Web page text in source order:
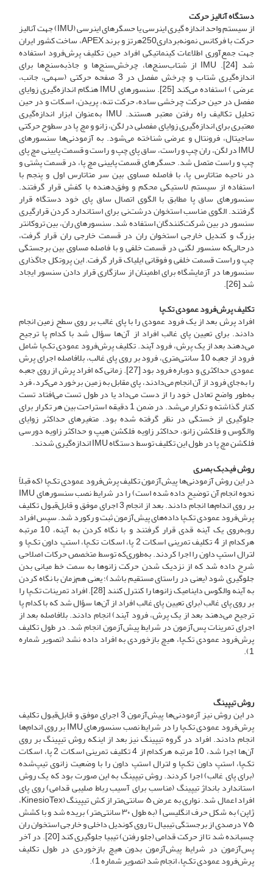
دستگاه آنالیز حرکت
از سیستم واحد اندازه گیری اینرسی یا حسگرهای اینرسی (IMU) جهت آنالیز
حرکت با فرکانس نمونه‌برداری250هرتز و برند APEX، ساخت کشور ایران
جهت جمع‌آوری اطلاعات کینماتیکی افراد حین تکلیف پرش‌فرود استفاده
شد [24]. IMU از شتاب‌سنج‌ها، چرخش‌سنج‌ها و جاذبه‌سنج‌ها برای
اندازه‌گیری شتاب و چرخش مفصل در 3 صفحه حرکتی (سهمی، جانب،
عرضی ) استفاده می‌کند [25]. سنسورهای IMU هنگام اندازه‌گیری زوایای
مفصل در حین حرکت چرخشی ساده، حرکت تنه، پریدن، اسکات و در حین
تحلیل تکالیف راه رفتن معتبر هستند. IMU به‌عنوان ابزار اندازه‌گیری
معتبری برای اندازه‌گیری زوایای مفصلی در لگن، زانو و مچ پا در سطوح حرکتی
ساجیتال، فرونتال و عرضی شناخته می‌شود. به آزمودنی‌ها سنسورهای
IMU در لگن، ران چپ و راست، ساق پای چپ و راست و قسمت پایینی مچ پای
چپ و راست متصل شد. حسگرهای قسمت پایینی مچ پا، در قسمت پشتی و
در ناحیه متاتارس پا، با فاصله مساوی بین سر متاتارس اول و پنجم با
استفاده از سیستم لاستیکی محکم و وفق‌دهنده با کفش قرار گرفتند.
سنسورهای ساق پا مطابق با الگوی اتصال ساق پای خود دستگاه قرار
گرفتند. الگوی مناسب استخوان درشت‌نی برای استاندارد کردن قرارگیری
سنسور در بین شرکت‌کنندگان استفاده شد. سنسورهای ران، بین تروکانتر
بزرگ و کندیل خارجی استخوان ران در قسمت خارجی ران قرار گرفت،
در‌حالی‌که سنسور لگنی در قسمت خلفی و با فاصله مساوی بین برجستگی
چپ و راست قسمت خلفی و فوقانی ایلیاک قرار گرفت. این پروتکل جاگذاری
سنسورها در آزمایشگاه برای اطمینان از سازگاری قرار دادن سنسور ایجاد
شد [26].
تکلیف پرش‌فرود عمودی تک‌پا
افراد پرش بعد از یک فرود عمودی را با پای غالب بر روی سطح زمین انجام
دادند. برای تعیین پای غالب افراد از آن‌ها سؤال شد با کدام پا ترجیح
می‌دهند بعد از یک پرش، فرود آیند. تکلیف پرش‌فرود عمودی تک‌پا شامل
فرود از جعبه 10 سانتی‌متری، فرود بر روی پای غالب، بلافاصله اجرای پرش
عمودی حداکثری و دوباره فرود بود [27]. زمانی که افراد پرش از روی جعبه
را به‌جای فرود از آن انجام می‌دادند، پای مقابل به زمین برخورد می‌کرد، فرد
به‌طور واضح تعادل خود را از دست می‌داد یا در طول تست می‌افتاد تست
کنار گذاشته و تکرار می‌شد. در ضمن 1 دقیقه استراحت بین هر تکرار برای
جلوگیری از خستگی در نظر گرفته شده بود. متغیرهای حداکثر زوایای
والگوس و فلکشن زانو، حداکثر زاویه فلکشن هیپ و حداکثر زاویه دورسی
فلکشن مچ پا در طول این تکلیف توسط دستگاه IMU اندازه‌گیری شدند.
روش فیدبک بصری
در این روش آزمودنی‌ها پیش‌آزمون تکلیف پرش‌فرود عمودی تک‌پا (که قبلاً
نحوه انجام آن توضیح داده شده است) را در شرایط نصب سنسورهای IMU
بر روی اندام‌ها انجام دادند. بعد از انجام 3 اجرای موفق و قابل‌قبول تکلیف
پرش‌فرود عمودی تک‌پا داده‌های پیش‌آزمون ثبت و رکورد شد. سپس افراد
روبه‌روی یک آینه قدی قرار گرفتند و با نگاه کردن به آینه، 10 مرتبه
هر‌کدام از 4 تکلیف تمرینی اسکات 2 پا، اسکات تک‌پا، استپ داون تک‌پا و
لترال استپ داون را اجرا کردند. به‌طوری‌که توسط متخصص حرکات اصلاحی
شرح داده شد که از نزدیک شدن حرکت زانوها به سمت خط میانی بدن
جلوگیری شود (یعنی در راستای مستقیم باشد)؛ یعنی هم‌زمان با نگاه کردن
به آینه والگوس داینامیک زانوها را کنترل کنند [28]. افراد تمرینات تک‌پا را
بر روی پای غالب (برای تعیین پای غالب افراد از آن‌ها سؤال شد که با کدام پا
ترجیح می‌دهند بعد از یک پرش، فرود آیند) انجام دادند. بلافاصله بعد از
اجرای تمرینات پس‌آزمون در شرایط پیش‌آزمون انجام شد. در طول تکلیف
پرش‌فرود عمودی تک‌پا، هیچ بازخوردی به افراد داده نشد (تصویر شماره
1).
روش تیپینگ
در این روش نیز آزمودنی‌ها پیش‌آزمون 3 اجرای موفق و قابل‌قبول تکلیف
پرش‌فرود عمودی تک‌پا را در شرایط نصب سنسورهای IMU بر روی اندام‌ها
انجام دادند. افراد در گروه تیپینگ نیز بعد از اینکه روش تیپینگ بر روی
آن‌ها اجرا شد، 10 مرتبه هر‌کدام از 4 تکلیف تمرینی اسکات 2 پا، اسکات
تک‌پا، استپ داون تک‌پا و لترال استپ داون را با وضعیت زانوی تیپ‌شده
(برای پای غالب) اجرا کردند. روش تیپینگ به این صورت بود که یک روش
استاندارد بانداژ تیپینگ (مناسب برای آسیب رباط صلیبی قدامی) روی پای
افراد اعمال شد. نواری به عرض ۵ سانتی‌متر از کش تیپینگ (KinesioTex،
ژاپن) به شکل حرف انگلیسی I (به طول ۳۰ سانتی‌متر) بریده شد و با کشش
۷۵ درصدی از برجستگی تیبیال تا روی کوندیل داخلی و خارجی استخوان ران
چسبانده شد تا از حرکت قدامی (جلو رفتن) تیبیا جلوگیری کند [20]. در آخر
پس‌آزمون در شرایط پیش‌آزمون بدون هیچ بازخوردی در طول تکلیف
پرش‌فرود عمودی تک‌پا، انجام شد (تصویر شماره 1).